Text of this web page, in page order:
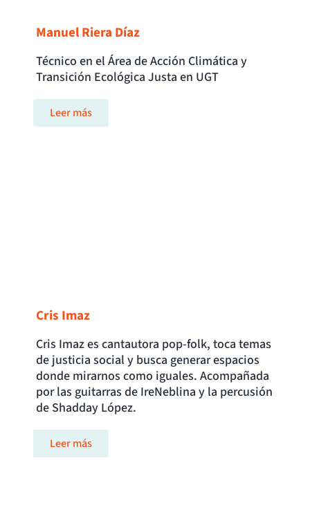
Manuel Riera Díaz
Técnico en el Área de Acción Climática y
Transición Ecológica Justa en UGT
Leer más
Cris Imaz
Cris Imaz es cantautora pop-folk, toca temas
de justicia social y busca generar espacios
donde mirarnos como iguales. Acompañada
por las guitarras de IreNeblina y la percusión
de Shadday López.
Leer más